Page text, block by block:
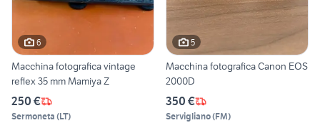
6
Macchina fotografica vintage
reflex 35 mm Mamiya Z
250 €
Sermoneta (LT)
5
Macchina fotografica Canon EOS
2000D
350 €
Servigliano(FM)